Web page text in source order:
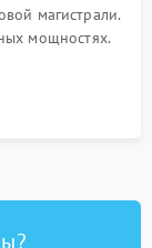
магистрали.
мощностях.
индикаторов